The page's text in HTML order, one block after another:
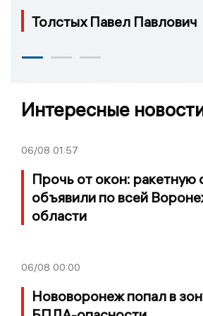
Толстых Павел Павлович
Интересные
06/08 01:57
Прочь от окон: ракетную
объявили по всей
области
06/08 00:00
Нововоронеж попал в